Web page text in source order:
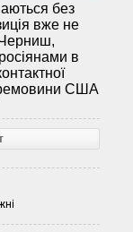
без
вже не
в
США